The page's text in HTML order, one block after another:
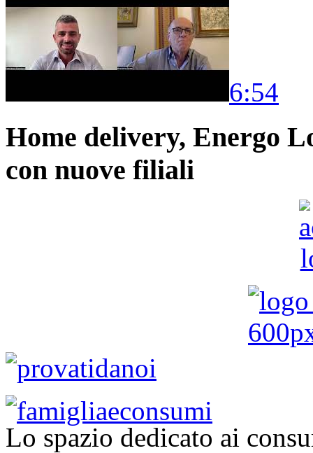
6:54
Home delivery, Energo
con nuove filiali
Lo spazio dedicato ai